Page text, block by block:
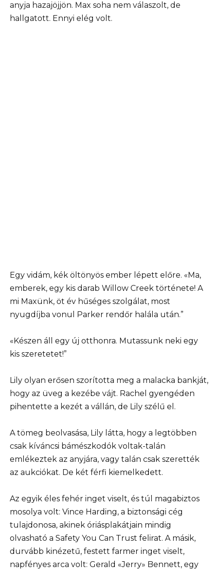
anyja hazajöjjön. Max soha nem válaszolt, de
hallgatott. Ennyi elég volt.
Egy vidám, kék öltönyös ember lépett előre. «Ma,
emberek, egy kis darab Willow Creek története! A
mi Maxünk, öt év hűséges szolgálat, most
nyugdíjba vonul Parker rendőr halála után.”
«Készen áll egy új otthonra. Mutassunk neki egy
kis szeretetet!”
Lily olyan erősen szorította meg a malacka bankját,
hogy az üveg a kezébe vájt. Rachel gyengéden
pihentette a kezét a vállán, de Lily szélű el.
A tömeg beolvasása, Lily látta, hogy a legtöbben
csak kíváncsi bámészkodók voltak-talán
emlékeztek az anyjára, vagy talán csak szerették
az aukciókat. De két férfi kiemelkedett.
Az egyik éles fehér inget viselt, és túl magabiztos
mosolya volt: Vince Harding, a biztonsági cég
tulajdonosa, akinek óriásplakátjain mindig
olvasható a Safety You Can Trust felirat. A másik,
durvább kinézetű, festett farmer inget viselt,
napfényes arca volt: Gerald «Jerry» Bennett, egy